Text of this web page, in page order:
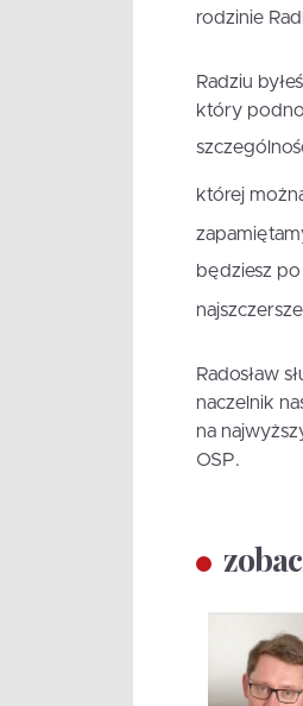
rodzinie
Radziu
który
której
będziesz
Radosław
naczelnik
na
OSP.